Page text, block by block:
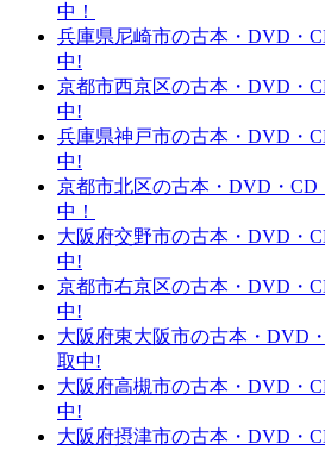
中！
兵庫県尼崎市の古本・DVD・
中!
京都市西京区の古本・DVD・
中!
兵庫県神戸市の古本・DVD・
中!
京都市北区の古本・DVD・CD
中！
大阪府交野市の古本・DVD・
中!
京都市右京区の古本・DVD・
中!
大阪府東大阪市の古本・DVD
取中!
大阪府高槻市の古本・DVD・
中!
大阪府摂津市の古本・DVD・